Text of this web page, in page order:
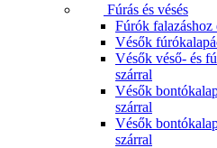
Fúrás és vésés
Fúrók falazáshoz
Vésők
Vésők véső- és
szárral
Vésők
szárral
Vésők
szárral